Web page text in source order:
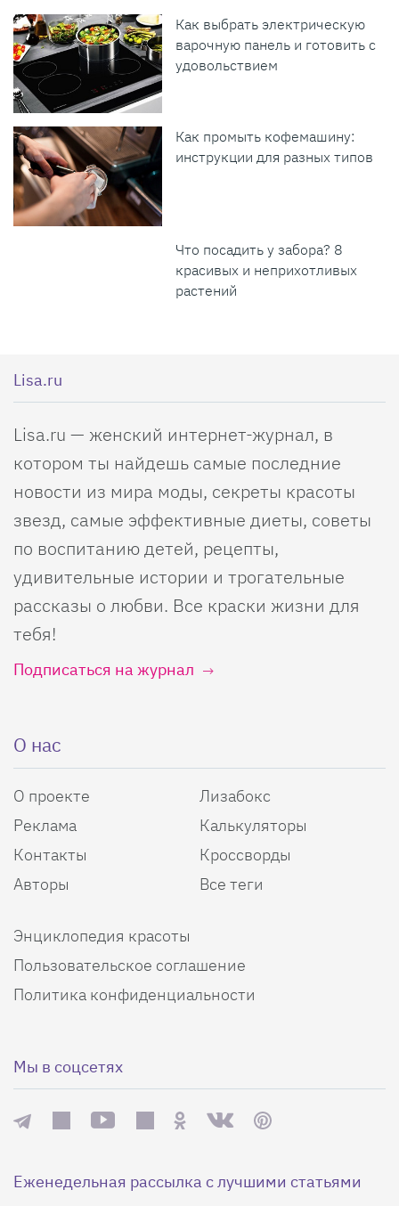
Как выбрать электрическую
варочную панель и готовить с
удовольствием
Как промыть кофемашину:
инструкции для разных типов
Что посадить у забора? 8
красивых и неприхотливых
растений
Lisa.ru
Lisa.ru — женский интернет-журнал, в
котором ты найдешь самые последние
новости из мира моды, секреты красоты
звезд, самые эффективные диеты, советы
по воспитанию детей, рецепты,
удивительные истории и трогательные
рассказы о любви. Все краски жизни для
тебя!
Подписаться на журнал
О нас
О проекте
Реклама
Контакты
Авторы
Лизабокс
Калькуляторы
Кроссворды
Все теги
Энциклопедия красоты
Пользовательское соглашение
Политика конфиденциальности
Мы в соцсетях
Еженедельная рассылка с лучшими статьями